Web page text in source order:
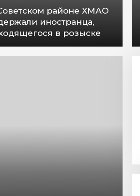
районе ХМАО
иностранца,
в розыске